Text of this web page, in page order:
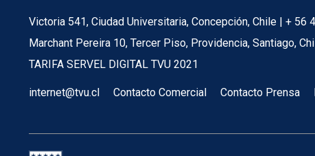
Victoria 541, Ciudad Universitaria, Concepción, Chile | + 56
Marchant Pereira 10, Tercer Piso, Providencia, Santiago,
TARIFA SERVEL DIGITAL TVU 2021
internet@tvu.cl Contacto Comercial Contacto Prensa